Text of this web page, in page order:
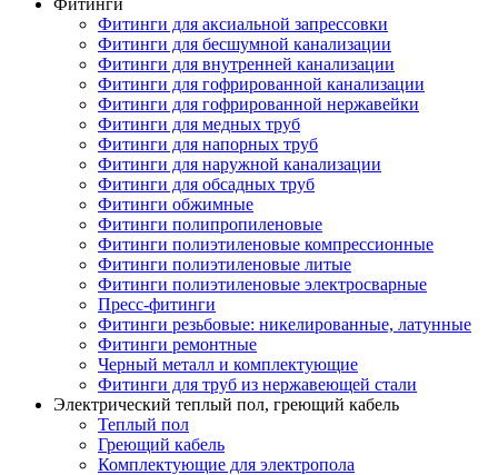
Фитинги
Фитинги для аксиальной запрессовки
Фитинги для бесшумной канализации
Фитинги для внутренней канализации
Фитинги для гофрированной канализации
Фитинги для гофрированной нержавейки
Фитинги для медных труб
Фитинги для напорных труб
Фитинги для наружной канализации
Фитинги для обсадных труб
Фитинги обжимные
Фитинги полипропиленовые
Фитинги полиэтиленовые компрессионные
Фитинги полиэтиленовые литые
Фитинги полиэтиленовые электросварные
Пресс-фитинги
Фитинги резьбовые: никелированные, латунные
Фитинги ремонтные
Черный металл и комплектующие
Фитинги для труб из нержавеющей стали
Электрический теплый пол, греющий кабель
Теплый пол
Греющий кабель
Комплектующие для электропола